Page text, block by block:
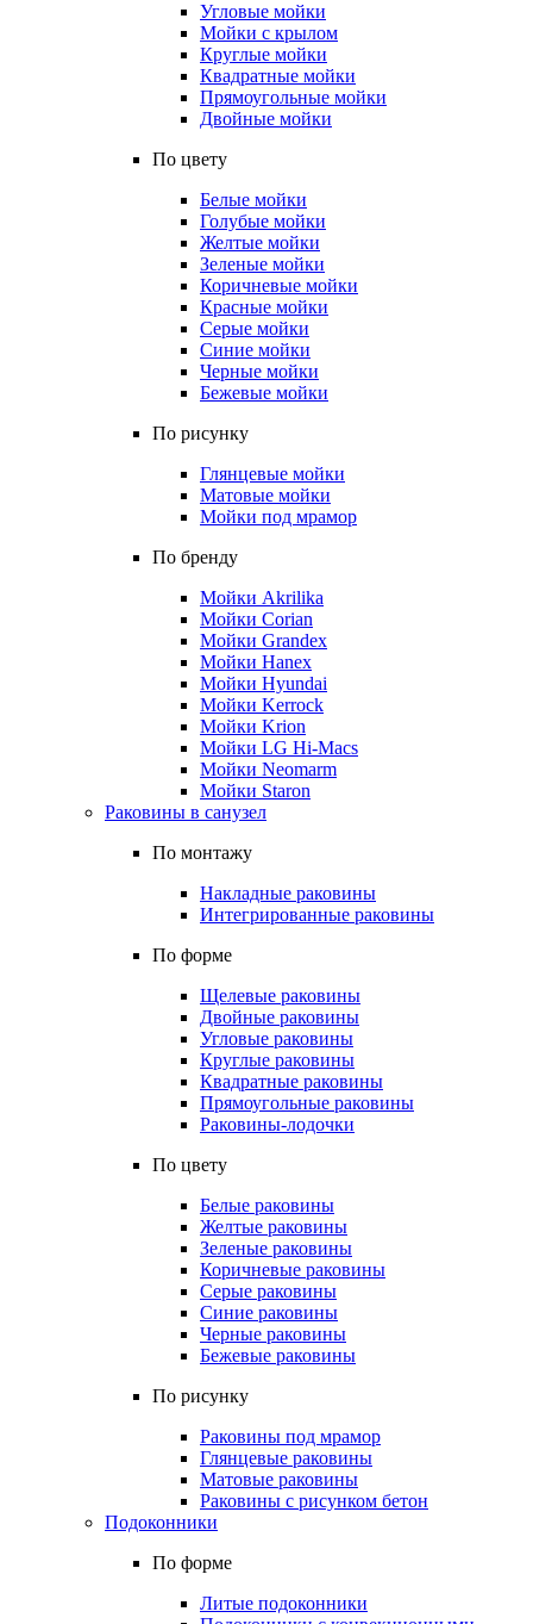
Угловые мойки
Мойки с крылом
Круглые мойки
Квадратные мойки
Прямоугольные мойки
Двойные мойки
По цвету
Белые мойки
Голубые мойки
Желтые мойки
Зеленые мойки
Коричневые мойки
Красные мойки
Серые мойки
Синие мойки
Черные мойки
Бежевые мойки
По рисунку
Глянцевые мойки
Матовые мойки
Мойки под мрамор
По бренду
Мойки Akrilika
Мойки Corian
Мойки Grandex
Мойки Hanex
Мойки Hyundai
Мойки Kerrock
Мойки Krion
Мойки LG Hi-Macs
Мойки Neomarm
Мойки Staron
Раковины в санузел
По монтажу
Накладные раковины
Интегрированные раковины
По форме
Щелевые раковины
Двойные раковины
Угловые раковины
Круглые раковины
Квадратные раковины
Прямоугольные раковины
Раковины-лодочки
По цвету
Белые раковины
Желтые раковины
Зеленые раковины
Коричневые раковины
Серые раковины
Синие раковины
Черные раковины
Бежевые раковины
По рисунку
Раковины под мрамор
Глянцевые раковины
Матовые раковины
Раковины с рисунком бетон
Подоконники
По форме
Литые подоконники